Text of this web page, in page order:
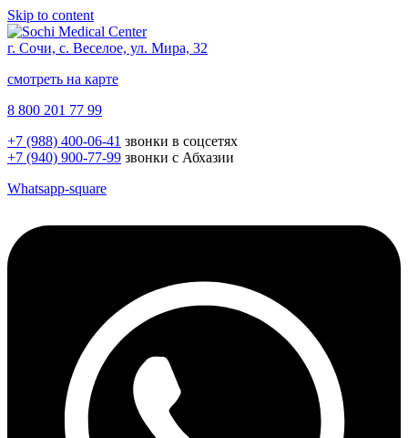
Skip to content
г. Сочи, с. Веселое, ул. Мира, 32
смотреть на карте
8 800 201 77 99
+7 (988) 400-06-41 звонки в соцсетях
+7 (940) 900-77-99 звонки с Абхазии
Whatsapp-square